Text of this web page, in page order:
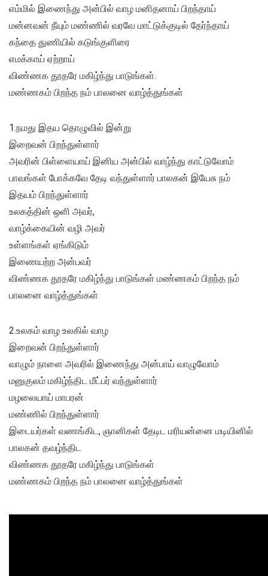
எம்மில் இணைந்து அன்பில் வாழ மனிதனாய் பிறந்தாய்
மன்னவன் நீயும் மண்ணில் வரவே மாட்டுக்குடில் தேர்ந்தாய்
கந்தை துணியில் கடுங்குளிரை
எமக்காய் ஏற்றாய்
விண்ணக தூதரே மகிழ்ந்து பாடுங்கள்.
மண்ணகம் பிறந்த நம் பாலனை வாழ்த்துங்கள்
1.நமது இதய தொழுவில் இன்று
இறைவன் பிறந்துள்ளார்
அவரின் பிள்ளையாய் இனிய அன்பில் வாழ்ந்து காட்டுவோம்
பாவங்கள் போக்கவே தேடி வந்துள்ளார் பாலகன் இயேசு நம்
இதயம் பிறந்துள்ளார்
உலகத்தின் ஒளி அவர்,
வாழ்க்கையின் வழி அவர்
உள்ளங்கள் ஏங்கிடும்
இணையற்ற அன்பவர்
விண்ணக தூதரே மகிழ்ந்து பாடுங்கள் மண்ணகம் பிறந்த நம்
பாலனை வாழ்த்துங்கள்
2.உலகம் வாழ உலகில் வாழ
இறைவன் பிறந்துள்ளார்
வாழும் நாளை அவரில் இணைந்து அன்பாய் வாழுவோம்
மனுகுலம் மகிழ்ந்திட மீட்பர் வந்துள்ளார்
மழலையாய் மாபரன்
மண்ணில் பிறந்துள்ளார்
இடையர்கள் வணங்கிட, ஞானிகள் தேடிட மரியன்னை மடியினில்
பாலகன் தவழ்ந்திட
விண்ணக தூதரே மகிழ்ந்து பாடுங்கள்
மண்ணகம் பிறந்த நம் பாலனை வாழ்த்துங்கள்